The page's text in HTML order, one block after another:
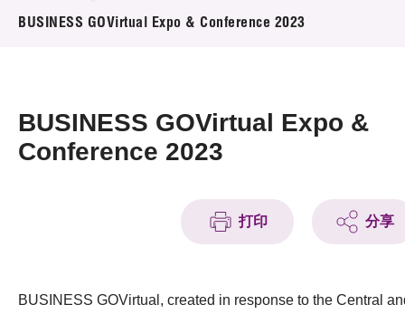
新聞中心
BUSINESS GOVirtual Expo & Conference 2023
BUSINESS GOVirtual Expo &
Conference 2023
打印 分享
BUSINESS GOVirtual, created in response to the Central